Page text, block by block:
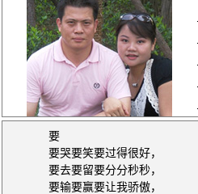
要
要哭要笑要过得很好，
要去要留要分分秒秒，
要输要赢要让我骄傲，